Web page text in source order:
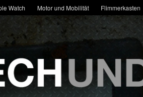
Watch Motor und Mobilität Flimmerkasten